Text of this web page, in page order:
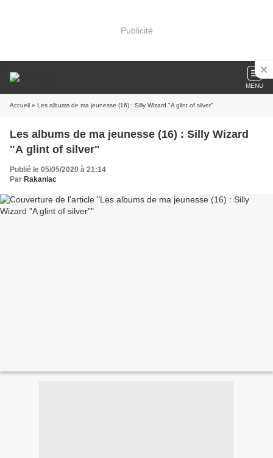
Publicité
MENU
Accueil » Les albums de ma jeunesse (16) : Silly Wizard "A glint of silver"
Les albums de ma jeunesse (16) : Silly Wizard
"A glint of silver"
Publié le 05/05/2020 à 21:14
Par Rakaniac